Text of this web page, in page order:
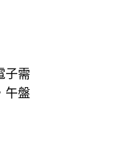
子需
午盤